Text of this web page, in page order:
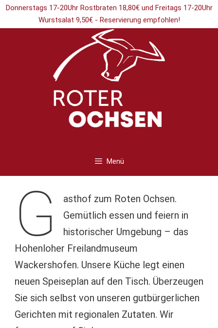
Zum
springen
Donnerstags 17-20Uhr Rostbraten 18,80€ und Freitags 17-20Uhr
Wurstsalat 9,50€ - Reservierung empfohlen!
Menü
G
asthof zum Roten Ochsen.
Gemütlich essen und feiern in
historischer Umgebung – das
Hohenloher Freilandmuseum
Wackershofen. Unsere Küche legt einen
neuen Speiseplan auf den Tisch. Überzeugen
Sie sich selbst von unseren gutbürgerlichen
Gerichten mit regionalen Zutaten. Wir